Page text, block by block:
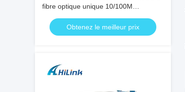
fibre optique unique 10/100M
1310/1550nm 20km Équipement
optique SFPObtenez le meilleur prix